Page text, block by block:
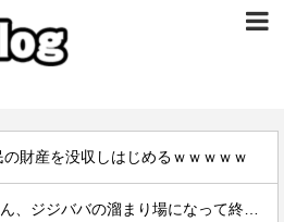
の財産を没収しはじめるｗｗｗｗｗ